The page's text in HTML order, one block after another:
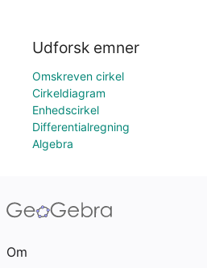
Udforsk emner
Omskreven cirkel
Cirkeldiagram
Enhedscirkel
Differentialregning
Algebra
Om